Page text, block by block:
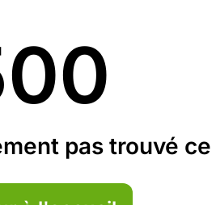
500
pas trouvé